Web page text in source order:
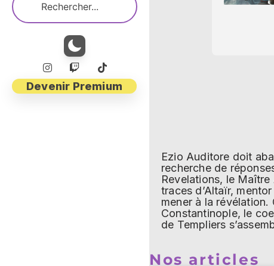
Devenir Premium
Ezio Auditore doit
recherche de
Revelations, le
traces d’Altaïr,
mener à la révélation.
Constantinople, le
de Templiers
Nos articles